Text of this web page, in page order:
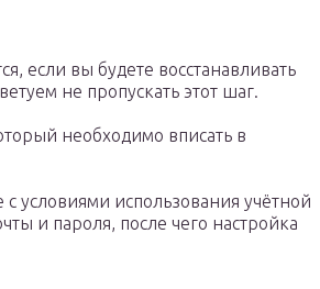
если вы будете восстанавливать
не пропускать этот шаг.
необходимо вписать в
с условиями использования учётной
и пароля, после чего настройка